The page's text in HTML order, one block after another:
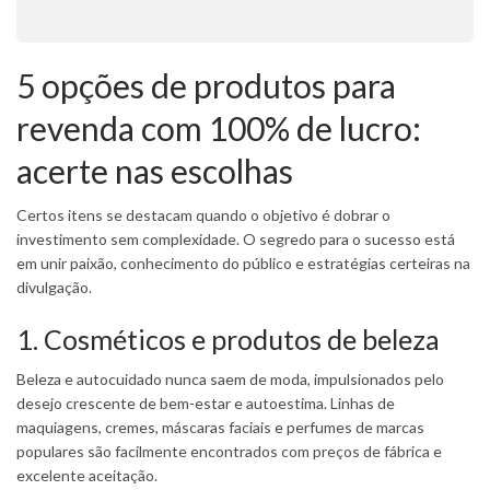
5 opções de produtos para
revenda com 100% de lucro:
acerte nas escolhas
Certos itens se destacam quando o objetivo é dobrar o
investimento sem complexidade. O segredo para o sucesso está
em unir paixão, conhecimento do público e estratégias certeiras na
divulgação.
1. Cosméticos e produtos de beleza
Beleza e autocuidado nunca saem de moda, impulsionados pelo
desejo crescente de bem-estar e autoestima. Linhas de
maquiagens, cremes, máscaras faciais e perfumes de marcas
populares são facilmente encontrados com preços de fábrica e
excelente aceitação.